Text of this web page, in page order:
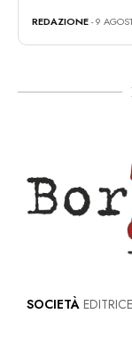
REDAZIONE- 9
SOCIETÀ EDITRICE